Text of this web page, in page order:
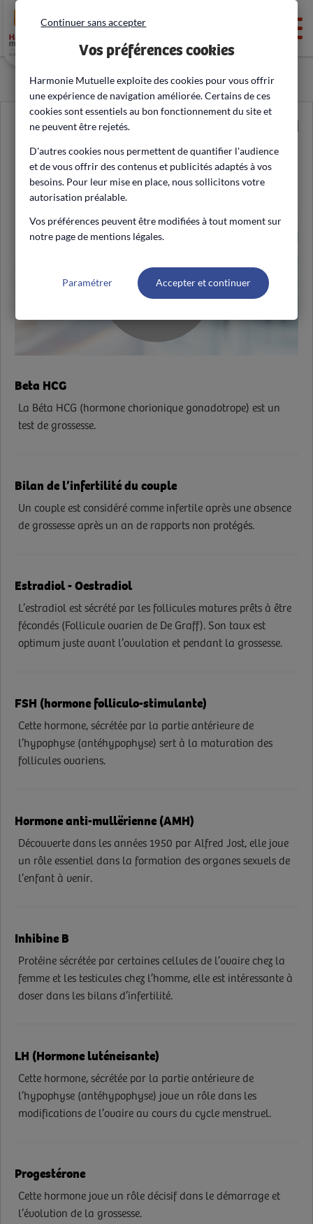
Exploration de la fonction
reproduction
Beta HCG
La Béta HCG (hormone chorionique gonadotrope) est un
test de grossesse.
Bilan de l’infertilité du couple
Un couple est considéré comme infertile après une absence
de grossesse après un an de rapports non protégés.
Estradiol - Oestradiol
L’estradiol est sécrété par les follicules matures prêts à être
fécondés (Follicule ovarien de De Graff). Son taux est
optimum juste avant l’ovulation et pendant la grossesse.
FSH (hormone folliculo-stimulante)
Cette hormone, sécrétée par la partie antérieure de
l’hypophyse (antéhypophyse) sert à la maturation des
follicules ovariens.
Hormone anti-mullërienne (AMH)
Découverte dans les années 1950 par Alfred Jost, elle joue
un rôle essentiel dans la formation des organes sexuels de
l’enfant à venir.
Inhibine B
Protéine sécrétée par certaines cellules de l’ovaire chez la
femme et les testicules chez l’homme, elle est intéressante à
doser dans les bilans d’infertilité.
LH (Hormone luténeisante)
Cette hormone, sécrétée par la partie antérieure de
l’hypophyse (antéhypophyse) joue un rôle dans les
modifications de l’ovaire au cours du cycle menstruel.
Progestérone
Cette hormone joue un rôle décisif dans le démarrage et
l’évolution de la grossesse.
Vos préférences cookies
Harmonie Mutuelle exploite des cookies pour vous offrir
une expérience de navigation améliorée. Certains de ces
cookies sont essentiels au bon fonctionnement du site et
ne peuvent être rejetés.
D'autres cookies nous permettent de quantifier l'audience
et de vous offrir des contenus et publicités adaptés à vos
besoins. Pour leur mise en place, nous sollicitons votre
autorisation préalable.
Vos préférences peuvent être modifiées à tout moment sur
notre page de mentions légales.
Continuer sans accepter
Paramétrer Accepter et continuer